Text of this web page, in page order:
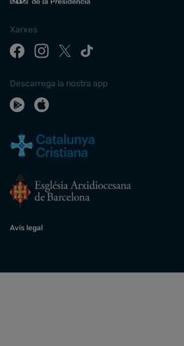
Xarxes
Descarrega la nostra app
Avís legal